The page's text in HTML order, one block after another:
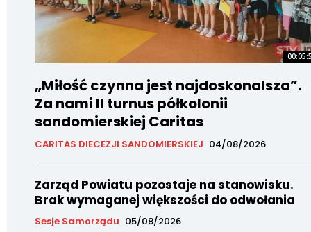
„Miłość czynna jest najdoskonalsza”.
Za nami II turnus półkolonii
sandomierskiej Caritas
CARITAS DIECEZJI SANDOMIERSKIEJ 04/08/2026
Zarząd Powiatu pozostaje na stanowisku.
Brak wymaganej większości do odwołania
Sesje Samorządu 05/08/2026